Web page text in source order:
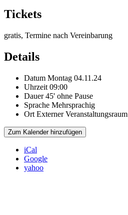
Tickets
gratis, Termine nach Vereinbarung
Details
Datum Montag 04.11.24
Uhrzeit 09:00
Dauer 45' ohne Pause
Sprache Mehrsprachig
Ort Externer Veranstaltungsraum
Zum Kalender hinzufügen
iCal
Google
yahoo